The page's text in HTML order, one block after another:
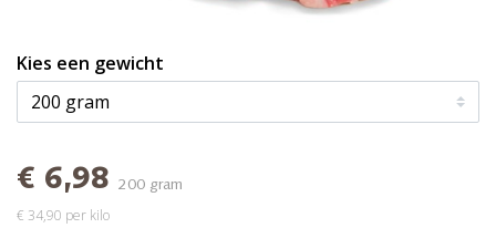
Kies een gewicht
€ 6,98 200 gram
€ 34,90 per kilo